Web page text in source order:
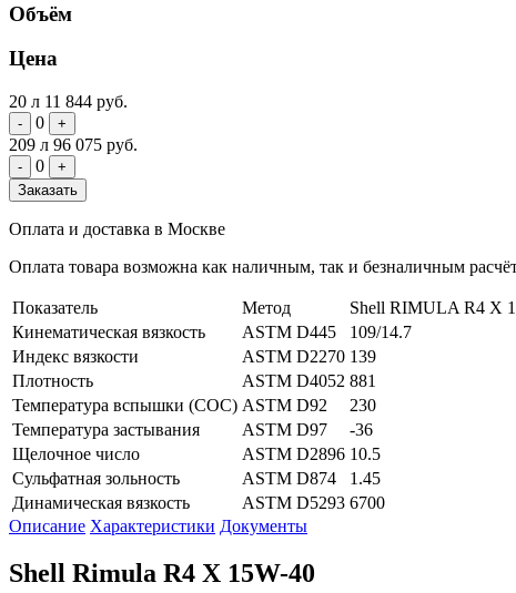
Объём
Цена
20 л 11 844 руб.
- 0 +
209 л 96 075 руб.
- 0
+
Заказать
Оплата и доставка в Москве
Оплата товара возможна как наличным, так и безналичным
Показатель Метод
Shell RIMULA R4 X
Кинематическая вязкость
ASTM D445
109/14.7
Индекс вязкости
ASTM D2270 139
Плотность
ASTM D4052 881
Температура вспышки (СОС) ASTM D92
230
Температура застывания
ASTM D97
-36
Щелочное число
ASTM D2896 10.5
Сульфатная зольность
ASTM D874
1.45
Динамическая вязкость
ASTM D5293 6700
Описание Характеристики Документы
Shell Rimula R4 X 15W-40